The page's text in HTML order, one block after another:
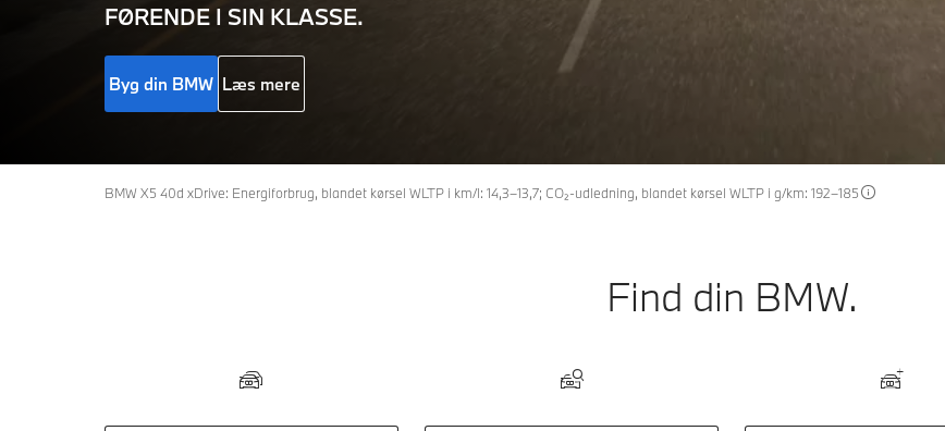
FØRENDE I SIN KLASSE.
Byg din BMW Læs mere
BMW X5 40d xDrive: Energiforbrug, blandet kørsel WLTP i km/l: 14,3–13,7; CO₂-udledning, blandet kørsel WLTP i g/km: 192–185
Find din BMW.